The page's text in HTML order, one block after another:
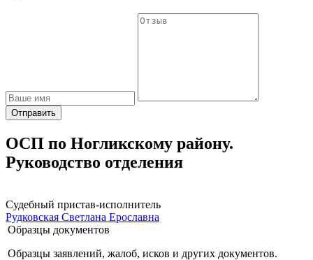
Отправить
ОСП по Ногликскому району.
Руководство отделения
Судебный пристав-исполнитель
Рудковская Светлана Ерославна
Образцы документов
Образцы заявлений, жалоб, исков и других документов.